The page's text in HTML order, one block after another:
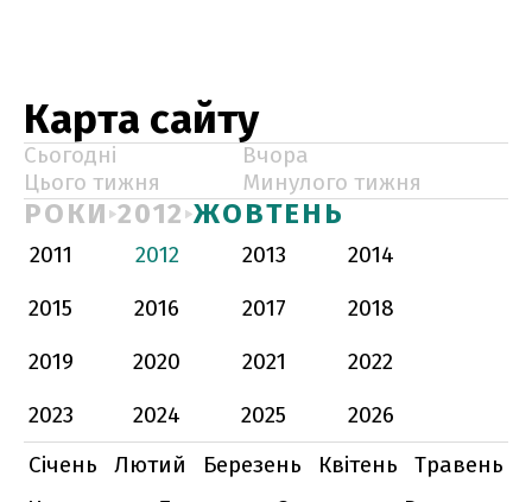
Карта сайту
Сьогодні
Вчора
Цього тижня
Минулого тижня
РОКИ 2012 ЖОВТЕНЬ
2011 2012 2013
2014
2015
2016 2017
2018
2019
2020 2021
2022
2023
2024 2025
2026
Січень
Лютий Березень Квітень
Травень